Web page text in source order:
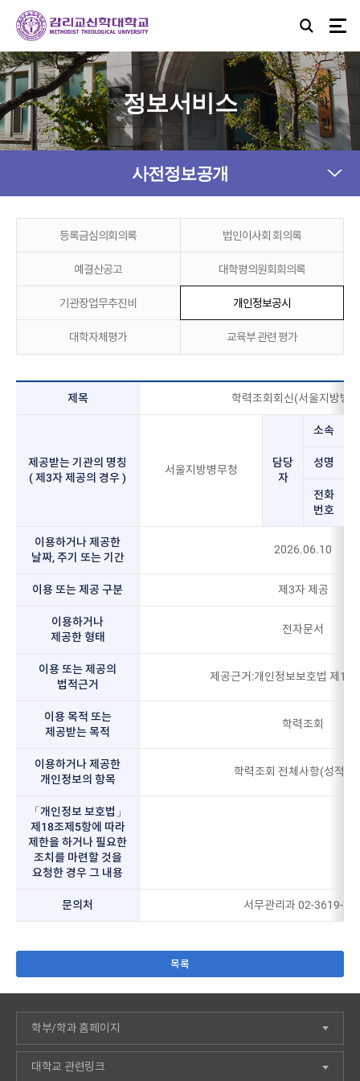
정보서비스
사전정보공개
등록금심의회의록 법인이사회 회의록
예결산공고 대학평의원회회의록
기관장업무추진비 개인정보공시
대학자체평가 교육부 관련 평가
제목 학력조회회신(서울지방병
제공받는 기관의 명칭
( 제3자 제공의 경우 )
서울지방병무청
담당
자
소속
성명
전화
번호
이용하거나 제공한
날짜, 주기 또는 기간
2026.06.10
이용 또는 제공 구분 제3자 제공
이용하거나
제공한 형태
전자문서
이용 또는 제공의
법적근거
제공근거:개인정보보호법 제18
이용 목적 또는
제공받는 목적
학력조회
이용하거나 제공한
개인정보의 항목
학력조회 전체사항(성적
「개인정보 보호법」
제18조제5항에 따라
제한을 하거나 필요한
조치를 마련할 것을
요청한 경우 그 내용
문의처 서무관리과 02-3619-
목록
학부/학과 홈페이지
대학교 관련링크